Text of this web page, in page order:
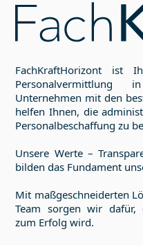
FachKraftHorizont ist
Personalvermittlung
Unternehmen mit den
helfen Ihnen, die
Personalbeschaffung zu
Unsere Werte –
bilden das Fundament
Mit maßgeschneiderten
Team sorgen wir dafür,
zum Erfolg wird.